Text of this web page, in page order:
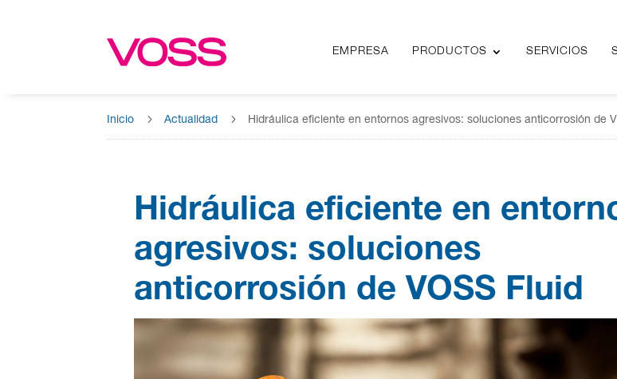
EMPRESA PRODUCTOS SERVICIOS
EMPRESA PRODUCTOS SERVICIOS
Inicio 5 Actualidad 5 Hidráulica eficiente en entornos agresivos: soluciones anticorrosión de
Hidráulica eficiente en
agresivos: soluciones
anticorrosión de VOSS Fluid